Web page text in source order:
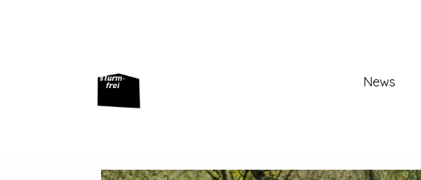
News